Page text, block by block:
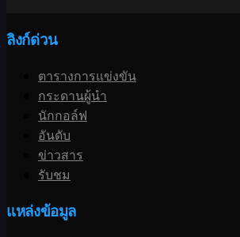
ลิงก์ด่วน
ตารางการแข่งขัน
กระดานผู้นำ
นักกอล์ฟ
อันดับ
ข่าวสาร
รับชม
แหล่งข้อมูล